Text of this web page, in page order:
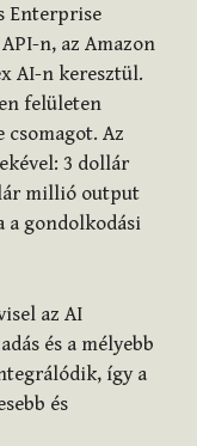
Enterprise
n, az Amazon
AI-n keresztül.
felületen
csomagot. Az
3 dollár
millió output
a gondolkodási
az AI
és a mélyebb
így a
és